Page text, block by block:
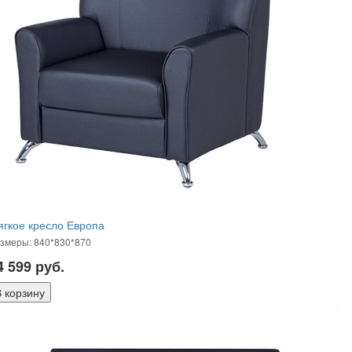
кресло Европа
840*830*870
599 руб.